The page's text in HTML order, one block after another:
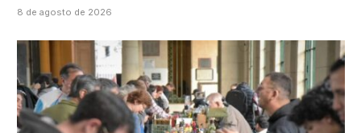
8 de agosto de 2026